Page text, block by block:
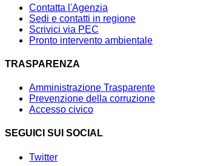
Contatta l'Agenzia
Sedi e contatti in regione
Scrivici via PEC
Pronto intervento ambientale
TRASPARENZA
Amministrazione Trasparente
Prevenzione della corruzione
Accesso civico
SEGUICI SUI SOCIAL
Twitter